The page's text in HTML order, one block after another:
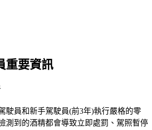
重要資訊
駛員和新手駕駛員(前3年)執行嚴格的零
測到的酒精都會導致立即處罰、駕照暫停